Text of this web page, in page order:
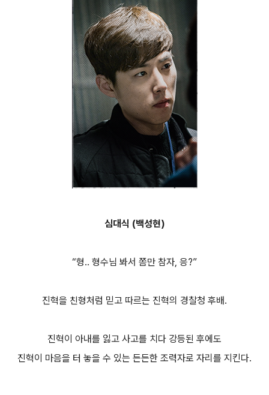
심대식 (백성현)
“형.. 형수님 봐서 쫌만 참자, 응?”
진혁을 친형처럼 믿고 따르는 진혁의 경찰청 후배.
진혁이 아내를 잃고 사고를 치다 강등된 후에도
진혁이 마음을 터 놓을 수 있는 든든한 조력자로 자리를 지킨다.